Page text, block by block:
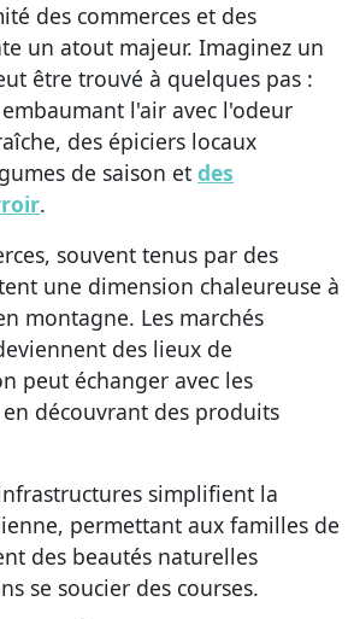
des commerces et des
un atout majeur. Imaginez un
être trouvé à quelques pas :
l'air avec l'odeur
des épiciers locaux
de saison et des
.
souvent tenus par des
une dimension chaleureuse à
montagne. Les marchés
des lieux de
peut échanger avec les
découvrant des produits
simplifient la
permettant aux familles de
des beautés naturelles
se soucier des courses.